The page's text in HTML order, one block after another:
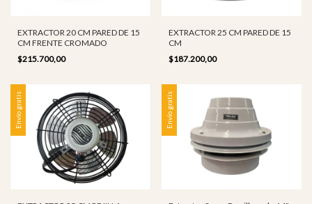
EXTRACTOR 20 CM PARED DE 15
CM FRENTE CROMADO
$215.700,00
EXTRACTOR 25 CM PARED DE 15
CM
$187.200,00
Envío gratis Envío gratis